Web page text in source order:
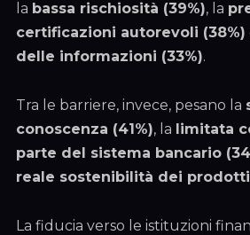
la bassa rischiosità (39%), la
certificazioni autorevoli (38%)
delle informazioni (33%).
Tra le barriere, invece, pesano la
conoscenza (41%), la limitata
parte del sistema bancario
reale sostenibilità dei prodotti
La fiducia verso le istituzioni